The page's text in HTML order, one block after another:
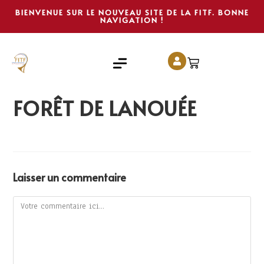
BIENVENUE SUR LE NOUVEAU SITE DE LA FITF. BONNE
NAVIGATION !
FORÊT DE LANOUÉE
Laisser un commentaire